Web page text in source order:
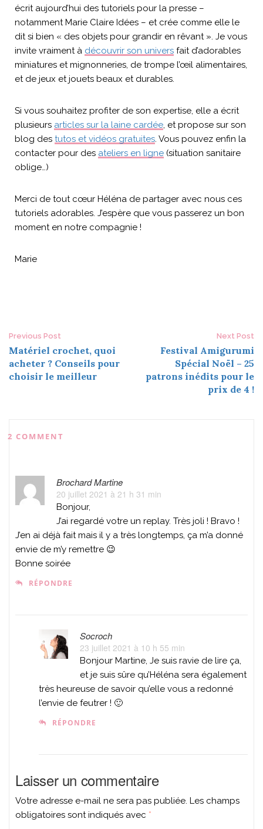
écrit aujourd’hui des tutoriels pour la presse –
notamment Marie Claire Idées – et crée comme elle le
dit si bien « des objets pour grandir en rêvant ». Je vous
invite vraiment à découvrir son univers fait d’adorables
miniatures et mignonneries, de trompe l’œil alimentaires,
et de jeux et jouets beaux et durables.
Si vous souhaitez profiter de son expertise, elle a écrit
plusieurs articles sur la laine cardée, et propose sur son
blog des tutos et vidéos gratuites. Vous pouvez enfin la
contacter pour des ateliers en ligne (situation sanitaire
oblige…)
Merci de tout cœur Héléna de partager avec nous ces
tutoriels adorables. J’espère que vous passerez un bon
moment en notre compagnie !
Marie
Post
navigation
Previous Post
Matériel crochet, quoi
acheter ? Conseils pour
choisir le meilleur
Next Post
Festival Amigurumi
Spécial Noël – 25
patrons inédits pour le
prix de 4 !
2 COMMENT
Brochard Martine
20 juillet 2021 à 21 h 31 min
Bonjour,
J’ai regardé votre un replay. Très joli ! Bravo !
J’en ai déjà fait mais il y a très longtemps, ça m’a donné
envie de m’y remettre 😉
Bonne soirée
RÉPONDRE
Socroch
23 juillet 2021 à 10 h 55 min
Bonjour Martine, Je suis ravie de lire ça,
et je suis sûre qu’Héléna sera également
très heureuse de savoir qu’elle vous a redonné
l’envie de feutrer ! 🙂
RÉPONDRE
Laisser un commentaire
Votre adresse e-mail ne sera pas publiée. Les champs
obligatoires sont indiqués avec *